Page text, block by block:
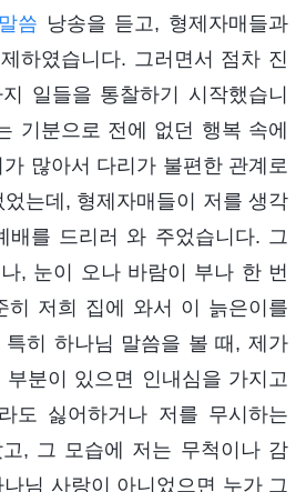
씀 낭송을 듣고, 형제자매들과
하였습니다. 그러면서 점차 진
일들을 통찰하기 시작했습니
기분으로 전에 없던 행복 속에
많아서 다리가 불편한 관계로
는데, 형제자매들이 저를 생각
배를 드리러 와 주었습니다. 그
, 눈이 오나 바람이 부나 한 번
히 저희 집에 와서 이 늙은이를
특히 하나님 말씀을 볼 때, 제가
분이 있으면 인내심을 가지고
도 싫어하거나 저를 무시하는
, 그 모습에 저는 무척이나 감
님 사랑이 아니었으면 누가 그